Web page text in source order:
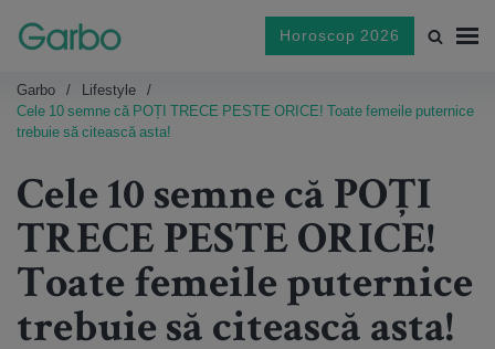
Horoscop 2026
Garbo
Lifestyle
Cele 10 semne că POȚI TRECE PESTE ORICE! Toate femeile puternice
trebuie să citească asta!
Cele 10 semne că POȚI
TRECE PESTE ORICE!
Toate femeile puternice
trebuie să citească asta!